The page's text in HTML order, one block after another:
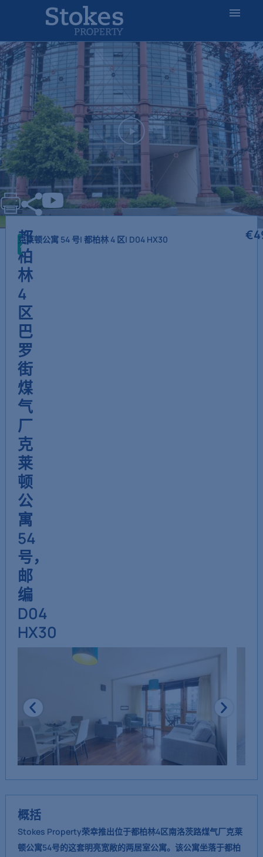
都柏林4区巴罗街煤气厂克莱顿公寓54号，邮
编D04 HX30
都
柏
林
4
区
巴
罗
街
煤
气
厂
克
莱
顿
公
寓
54
号，
邮
编
D04
HX30
出
售
克莱顿公寓 54 号| 都柏林 4 区| D04 HX30 €
概括
Stokes Property荣幸推出位于都柏林4区南洛茨路煤气厂克莱
顿公寓54号的这套明亮宽敞的两居室公寓。该公寓坐落于都柏